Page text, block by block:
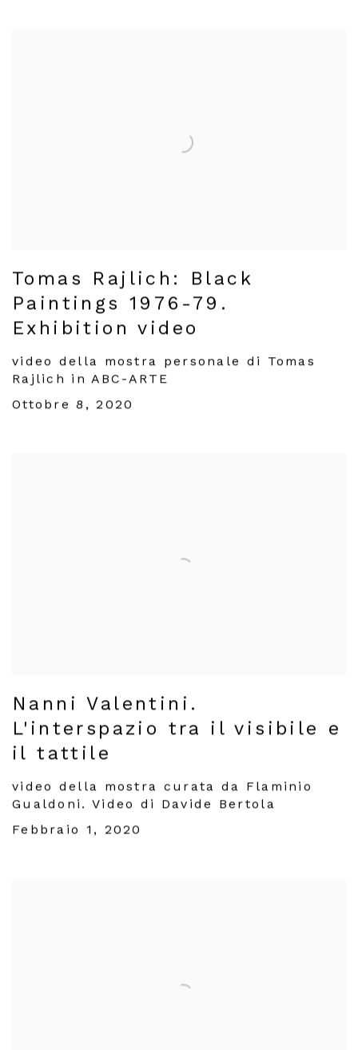
Tomas Rajlich: Black
Paintings 1976-79.
Exhibition video
video della mostra personale di Tomas
Rajlich in ABC-ARTE
Ottobre 8, 2020
Nanni Valentini.
L'interspazio tra il visibile e
il tattile
video della mostra curata da Flaminio
Gualdoni. Video di Davide Bertola
Febbraio 1, 2020